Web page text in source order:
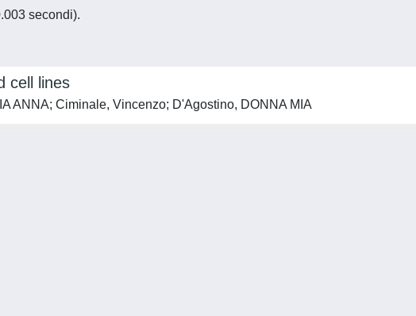
secondi).
cell lines
ANNA; Ciminale, Vincenzo; D'Agostino, DONNA MIA